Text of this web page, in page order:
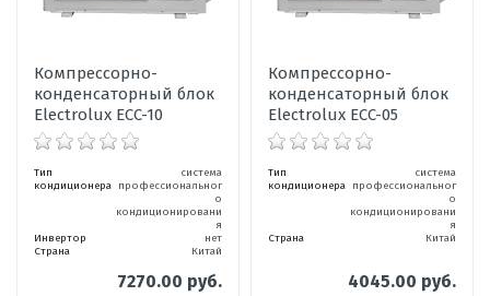
Компрессорно-
конденсаторный блок
Electrolux ECC-10
Тип
кондиционера
система
профессиональног
о
кондиционировани
я
Инвертор
нет
Страна
Китай
7270.00 руб.
Компрессорно-
конденсаторный блок
Electrolux ECC-05
Тип
кондиционера
система
профессиональног
о
кондиционировани
я
Страна
Китай
4045.00 руб.